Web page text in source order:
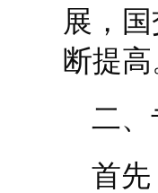
展，
断提高
二、
首先